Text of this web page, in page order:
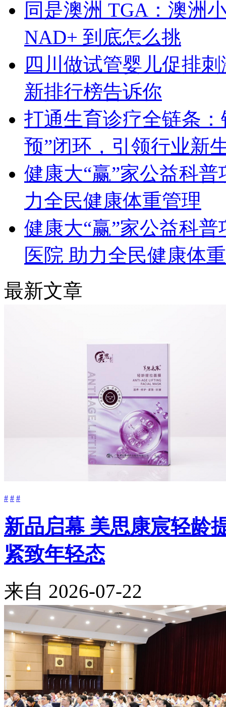
同是澳洲 TGA：澳洲
NAD+ 到底怎么挑
四川做试管婴儿促排
新排行榜告诉你
打通生育诊疗全链条
预”闭环，引领行业新
健康大“赢”家公益科
力全民健康体重管理
健康大“赢”家公益科
医院 助力全民健康体
最新文章
# # #
新品启幕 美思康宸轻龄
紧致年轻态
来自 2026-07-22